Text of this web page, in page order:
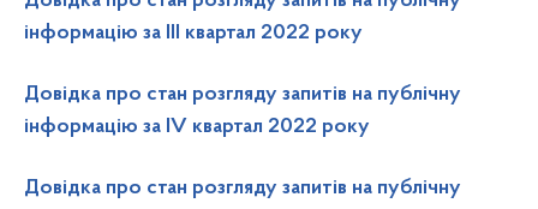
інформацію за ІІІ квартал 2022 року
Довідка про стан розгляду запитів на публічну
інформацію за ІV квартал 2022 року
Довідка про стан розгляду запитів на публічну